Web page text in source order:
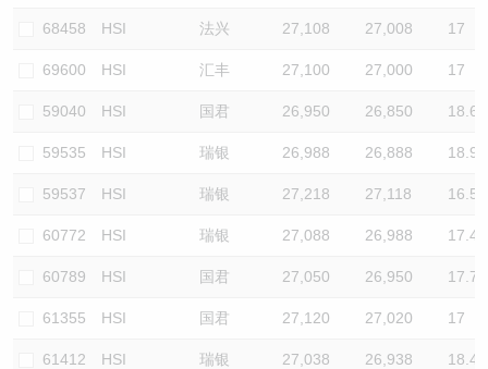
68458 HSI 法兴 27,108 27,008 17
69600 HSI 汇丰 27,100 27,000 17
59040 HSI 国君 26,950 26,850 18.6
59535 HSI 瑞银 26,988 26,888 18.9
59537 HSI 瑞银 27,218 27,118 16.5
60772 HSI 瑞银 27,088 26,988 17.4
60789 HSI 国君 27,050 26,950 17.7
61355 HSI 国君 27,120 27,020 17
61412 HSI 瑞银 27,038 26,938 18.4